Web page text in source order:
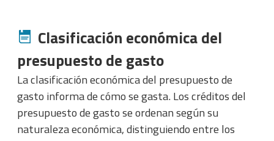
Clasificación económica del
presupuesto de gasto
La clasificación económica del presupuesto de
gasto informa de cómo se gasta. Los créditos del
presupuesto de gasto se ordenan según su
naturaleza económica, distinguiendo entre los